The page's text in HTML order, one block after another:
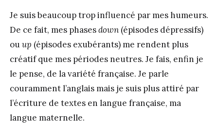
Je suis beaucoup trop influencé par mes humeurs.
De ce fait, mes phasesdown (épisodes dépressifs)
ouup (épisodes exubérants) me rendent plus
créatif que mes périodes neutres. Je fais, enfin je
le pense, de la variété française. Je parle
couramment l’anglais mais je suis plus attiré par
l’écriture de textes en langue française, ma
langue maternelle.